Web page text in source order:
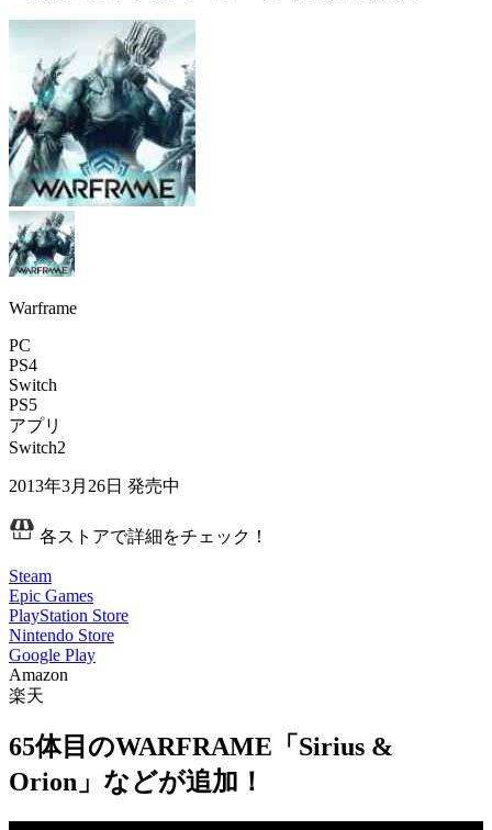
Warframe
PC
PS4
Switch
PS5
アプリ
Switch2
2013年3月26日 発売中
各ストアで詳細をチェック！
Steam
Epic Games
PlayStation Store
Nintendo Store
Google Play
Amazon
楽天
65体目のWARFRAME「Sirius &
Orion」などが追加！